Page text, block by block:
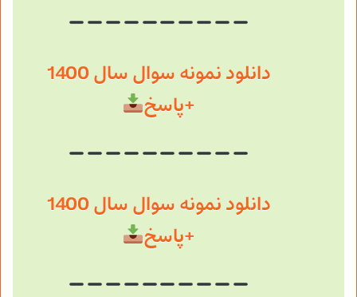
دانلود نمونه سوال سال 1400
+پاسخ
دانلود نمونه سوال سال 1400
+پاسخ